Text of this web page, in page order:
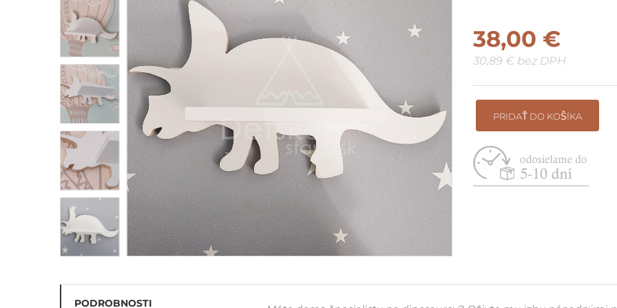
Penové hracie bloky na
cvičenie
Balančný chodník - hrubá
motorika
Suché bazéniky do rohu / pri
stenu
Vyskladaj si vlastnú zostavu
38,00 €
30,89 € bez DPH
PRIDAŤ DO KOŠÍKA
PODROBNOSTI